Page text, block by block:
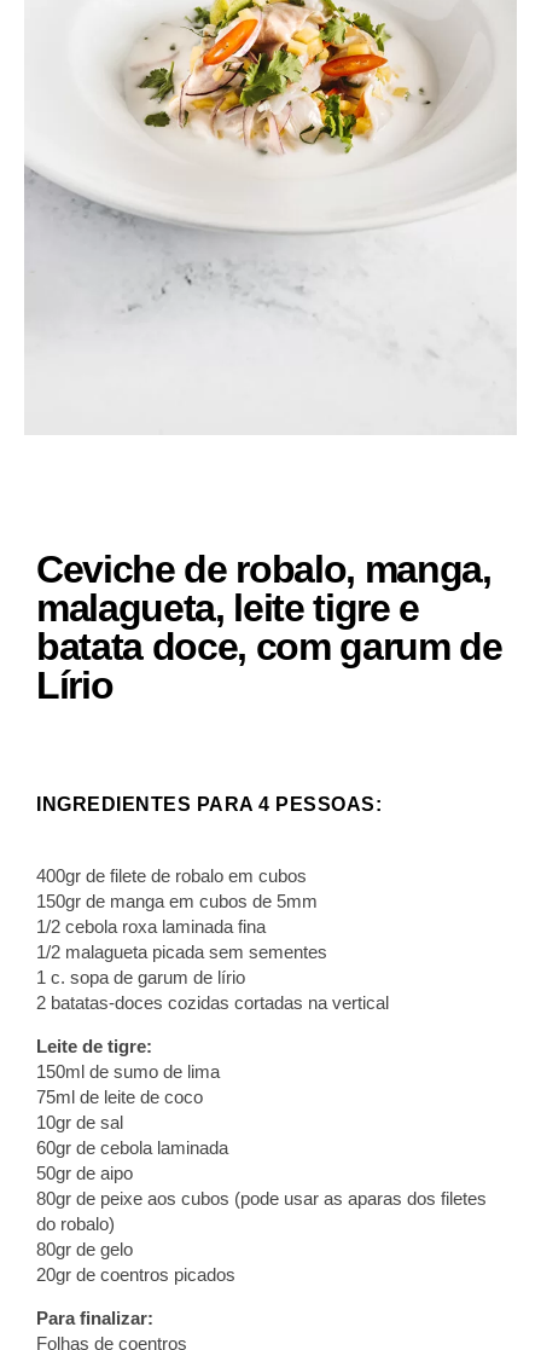
Ceviche de robalo, manga,
malagueta, leite tigre e
batata doce, com garum de
Lírio
INGREDIENTES PARA 4 PESSOAS:
400gr de filete de robalo em cubos
150gr de manga em cubos de 5mm
1/2 cebola roxa laminada fina
1/2 malagueta picada sem sementes
1 c. sopa de garum de lírio
2 batatas-doces cozidas cortadas na vertical
Leite de tigre:
150ml de sumo de lima
75ml de leite de coco
10gr de sal
60gr de cebola laminada
50gr de aipo
80gr de peixe aos cubos (pode usar as aparas dos filetes
do robalo)
80gr de gelo
20gr de coentros picados
Para finalizar:
Folhas de coentros